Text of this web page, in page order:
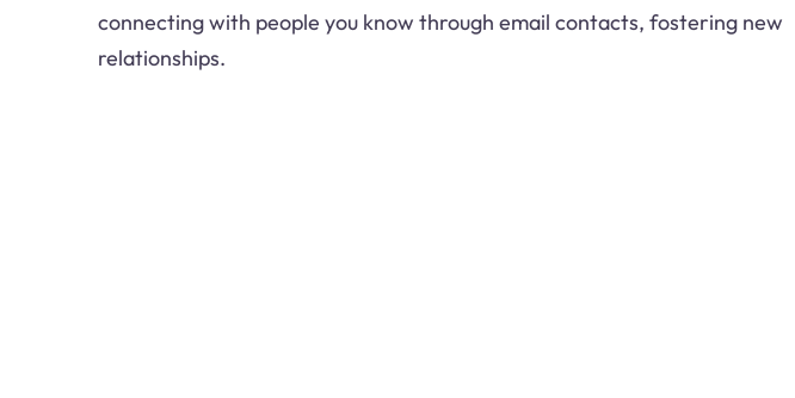
connecting with people you know through email contacts, fostering new
relationships.